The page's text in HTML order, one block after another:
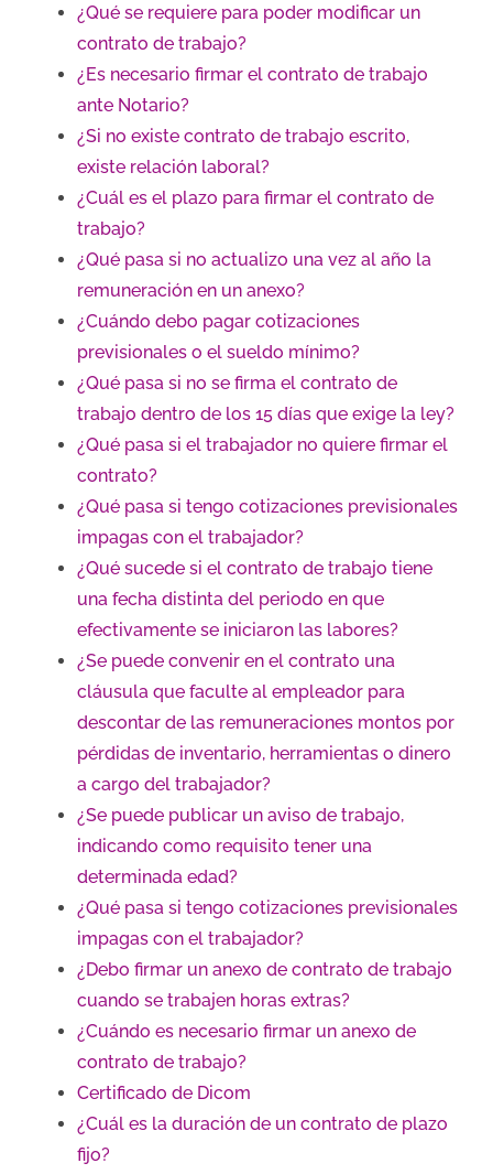
¿Qué se requiere para poder modificar un
contrato de trabajo?
¿Es necesario firmar el contrato de trabajo
ante Notario?
¿Si no existe contrato de trabajo escrito,
existe relación laboral?
¿Cuál es el plazo para firmar el contrato de
trabajo?
¿Qué pasa si no actualizo una vez al año la
remuneración en un anexo?
¿Cuándo debo pagar cotizaciones
previsionales o el sueldo mínimo?
¿Qué pasa si no se firma el contrato de
trabajo dentro de los 15 días que exige la ley?
¿Qué pasa si el trabajador no quiere firmar el
contrato?
¿Qué pasa si tengo cotizaciones previsionales
impagas con el trabajador?
¿Qué sucede si el contrato de trabajo tiene
una fecha distinta del periodo en que
efectivamente se iniciaron las labores?
¿Se puede convenir en el contrato una
cláusula que faculte al empleador para
descontar de las remuneraciones montos por
pérdidas de inventario, herramientas o dinero
a cargo del trabajador?
¿Se puede publicar un aviso de trabajo,
indicando como requisito tener una
determinada edad?
¿Qué pasa si tengo cotizaciones previsionales
impagas con el trabajador?
¿Debo firmar un anexo de contrato de trabajo
cuando se trabajen horas extras?
¿Cuándo es necesario firmar un anexo de
contrato de trabajo?
Certificado de Dicom
¿Cuál es la duración de un contrato de plazo
fijo?